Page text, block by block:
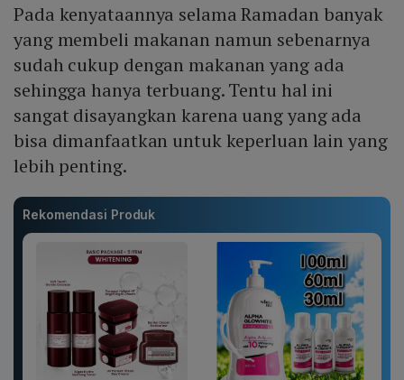
Pada kenyataannya selama Ramadan banyak
yang membeli makanan namun sebenarnya
sudah cukup dengan makanan yang ada
sehingga hanya terbuang. Tentu hal ini
sangat disayangkan karena uang yang ada
bisa dimanfaatkan untuk keperluan lain yang
lebih penting.
Rekomendasi Produk